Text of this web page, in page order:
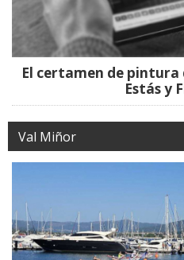
El certamen de pintura
Estás y
Val Miñor